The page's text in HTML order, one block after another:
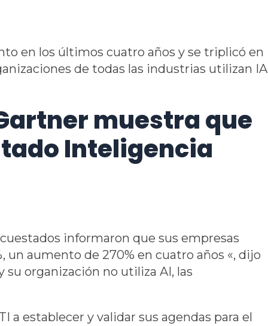
en los últimos cuatro años y se triplicó en
de todas las industrias utilizan IA
muestra que
Inteligencia
informaron que sus empresas
un aumento de 270% en cuatro años «, dijo
organización no utiliza AI, las
a establecer y validar sus agendas para el